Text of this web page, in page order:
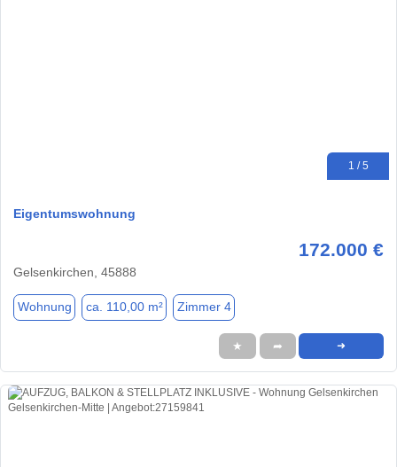
1 / 5
Eigentumswohnung
172.000 €
Gelsenkirchen, 45888
Wohnung ca. 110,00 m² Zimmer 4
★ ➦ ➜